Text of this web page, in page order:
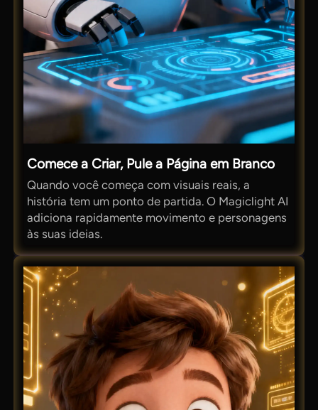
Comece a Criar, Pule a Página em Branco
Quando você começa com visuais reais, a
história tem um ponto de partida. O Magiclight AI
adiciona rapidamente movimento e personagens
às suas ideias.